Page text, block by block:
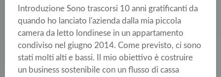
Introduzione Sono trascorsi 10 anni gratificanti da
quando ho lanciato l'azienda dalla mia piccola
camera da letto londinese in un appartamento
condiviso nel giugno 2014. Come previsto, ci sono
stati molti alti e bassi. Il mio obiettivo è costruire
un business sostenibile con un flusso di cassa